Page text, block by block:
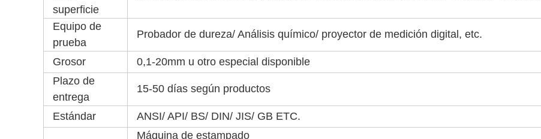
superficie
Equipo de
prueba
Probador de dureza/ Análisis químico/ proyector de medición digital, etc.
Grosor
0,1-20mm u otro especial disponible
Plazo de
entrega
15-50 días según productos
Estándar ANSI/ API/ BS/ DIN/ JIS/ GB ETC.
Máquina de estampado